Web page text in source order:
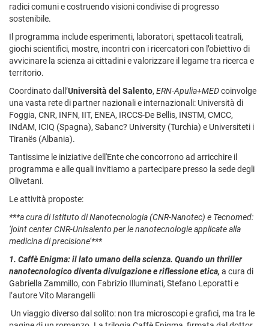
radici comuni e costruendo visioni condivise di progresso
sostenibile.
Il programma include esperimenti, laboratori, spettacoli teatrali,
giochi scientifici, mostre, incontri con i ricercatori con l’obiettivo di
avvicinare la scienza ai cittadini e valorizzare il legame tra ricerca e
territorio.
Coordinato dall’Università del Salento, ERN-Apulia+MEDcoinvolge
una vasta rete di partner nazionali e internazionali: Università di
Foggia, CNR, INFN, IIT, ENEA, IRCCS-De Bellis, INSTM, CMCC,
INdAM, ICIQ (Spagna), Sabanc? University (Turchia) e Universiteti i
Tiranës (Albania).
Tantissime le iniziative dell'Ente che concorrono ad arricchire il
programma e alle quali invitiamo a partecipare presso la sede degli
Olivetani.
Le attività proposte:
***a cura di Istituto di Nanotecnologia (CNR-Nanotec) e Tecnomed:
‘joint center CNR-Unisalento per le nanotecnologie applicate alla
medicina di precisione’***
1. Caffè Enigma: il lato umano della scienza. Quando un thriller
nanotecnologico diventa divulgazione e riflessione etica, a cura di
Gabriella Zammillo, con Fabrizio Illuminati, Stefano Leporatti e
l’autore Vito Marangelli
Un viaggio diverso dal solito: non tra microscopi e grafici, ma tra le